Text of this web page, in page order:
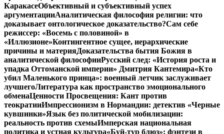
КаракасеОбъективный и субъективный успех
аргументацииАналитическая философия религии: что
доказывает онтологическое доказательство?Сам себе
режиссер: «Восемь с половиной» в
«Иллюзионе»Контингентное сущее, иерархические
причины и материяДоказательства бытия Божия в
аналитической философииРусский след: «История роста и
упадка Оттоманской империи» Дмитрия Кантемира«Кто
убил Маленького принца»: военный летчик заслуживает
лучшегоЛитература как пространство эмоционального
обменаЦенности Просвещения: Кант против
теократииИмпрессионизм в Нормандии: детектив «Черные
кувшинки»Язык без политической мобилизации:
реальность против схемыИмперская национальная
политика и устная культура«Буй-тур блюз»: фэнтези в